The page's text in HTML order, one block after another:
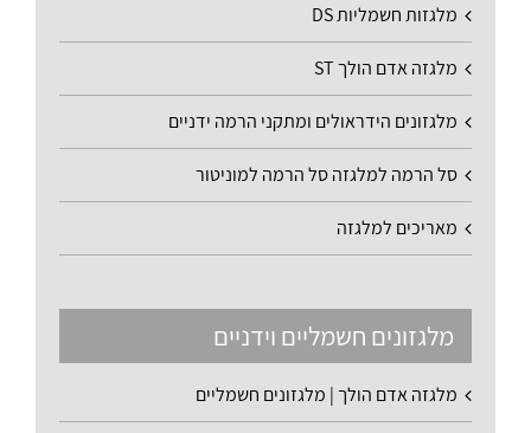
מלגזות חשמליות DS
מלגזה אדם הולך ST
מלגזונים הידראולים ומתקני הרמה ידניים
סל הרמה למלגזה סל הרמה למוניטור
מאריכים למלגזה
מלגזונים חשמליים וידניים
מלגזה אדם הולך | מלגזונים חשמליים